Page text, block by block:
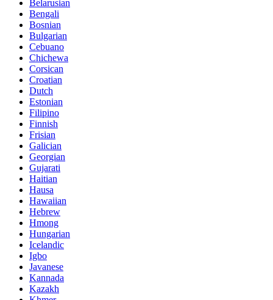
Belarusian
Bengali
Bosnian
Bulgarian
Cebuano
Chichewa
Corsican
Croatian
Dutch
Estonian
Filipino
Finnish
Frisian
Galician
Georgian
Gujarati
Haitian
Hausa
Hawaiian
Hebrew
Hmong
Hungarian
Icelandic
Igbo
Javanese
Kannada
Kazakh